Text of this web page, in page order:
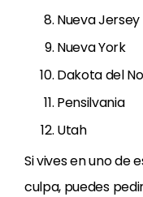
Nueva Jersey
Nueva York
Dakota del
Pensilvania
Utah
Si vives en uno de
culpa, puedes